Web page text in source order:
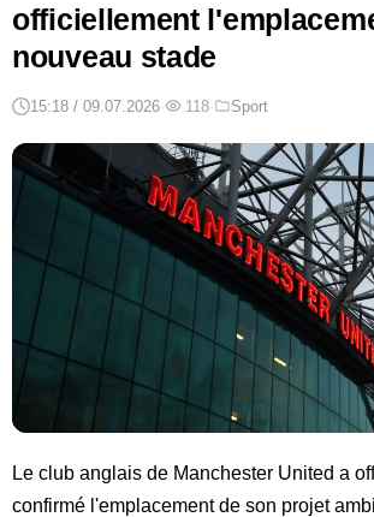
officiellement
nouveau stade
15:18 / 09.07.2026· 118· Sport
Le club anglais de Manchester United a
confirmé l'emplacement de son projet